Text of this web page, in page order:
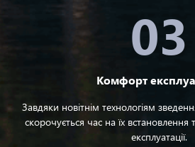
03
Комфорт
Завдяки новітнім технологіям
скорочується час на їх встановлення
експлуатації.